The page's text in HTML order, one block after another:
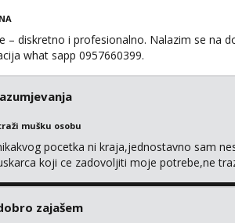
– diskretno i profesionalno. Nalazim se na
what sapp 0957660399.
mušku osobu
pocetka ni kraja,jednostavno sam
koji ce zadovoljiti moje potrebe,ne
zajašem